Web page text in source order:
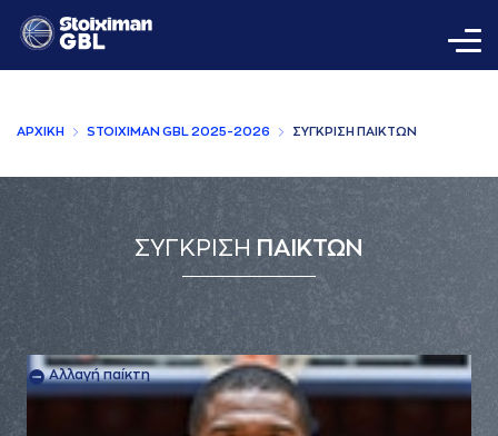
AΡΧΙΚΗ STOIXIMAN GBL 2025-2026 ΣΥΓΚΡΙΣΗ ΠAΙΚΤΩΝ
ΣΥΓΚΡΙΣΗ ΠΑΙΚΤΩΝ
Αλλαγή παίκτη